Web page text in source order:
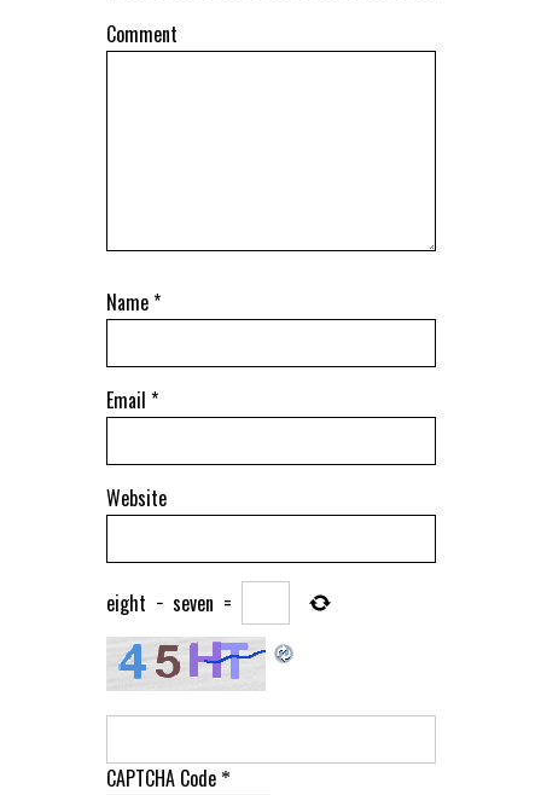
Comment
Name*
Email *
Website
eight − seven =
CAPTCHA Code*